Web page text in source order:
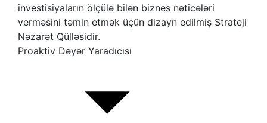
investisiyaların ölçülə bilən biznes nəticələri
verməsini təmin etmək üçün dizayn edilmiş Strateji
Nəzarət Qülləsidir.
Proaktiv Dəyər Yaradıcısı